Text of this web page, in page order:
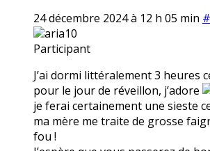
24 décembre 2024 à 12 h 05 min
aria10
Participant
J’ai dormi littéralement 3 heures
pour le jour de réveillon, j’adore
je ferai certainement une sieste
ma mère me traite de grosse
fou !